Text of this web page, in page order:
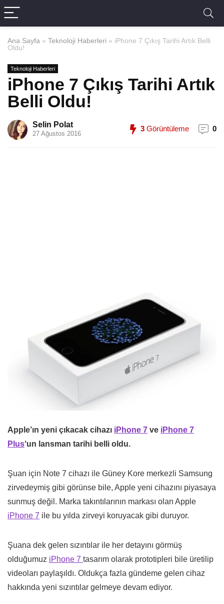
Ana Sayfa » Teknoloji Haberleri » iPhone 7 Çıkış Tarihi Artık Belli
Oldu!
Teknoloji Haberleri
iPhone 7 Çıkış Tarihi Artık
Belli Oldu!
Selin Polat
27 Ağustos 2016
3 Görüntüleme 0
Apple’ın yeni çıkacak cihazı iPhone 7 ve iPhone 7
Plus‘un lansman tarihi belli oldu.
Şuan için Note 7 cihazı ile Güney Kore merkezli Samsung
zirvedeymiş gibi görünse bile, Apple yeni cihazını piyasaya
sunmuş değil. Marka takıntılarının markası olan Apple
iPhone 7 ile bu yılda zirveyi koruyacak gibi duruyor.
Şuana dek gelen sızıntılar ile her detayını görmüş
olduğumuz iPhone 7 tasarım olarak prototipleri bile üretilip
videoları paylaşıldı. Oldukça fazla gündeme gelen cihaz
hakkında yeni sızıntılar gelmeye devam ediyor.